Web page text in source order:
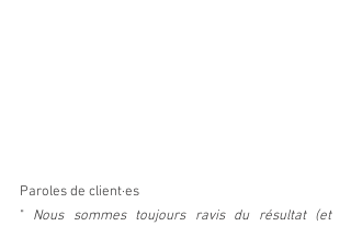
Paroles de client·es
" Nous sommes toujours ravis du résultat (et